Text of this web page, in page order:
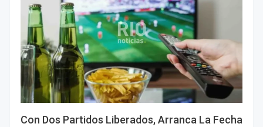
Con Dos Partidos Liberados, Arranca La Fecha